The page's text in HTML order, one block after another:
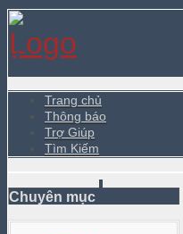
Trang chủ
Thông báo
Trợ Giúp
Tìm Kiếm
Chuyên mục